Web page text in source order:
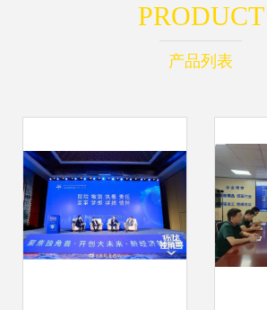
PRODUCT
产品列表